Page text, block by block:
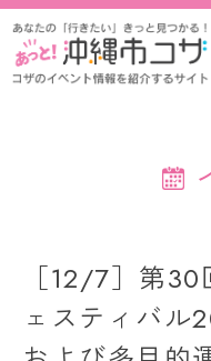
［12/7］第
ェスティバル